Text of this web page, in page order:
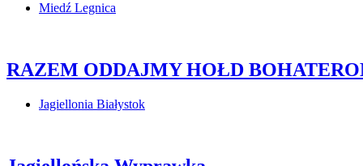
Miedź Legnica
RAZEM ODDAJMY HOŁD
Jagiellonia Białystok